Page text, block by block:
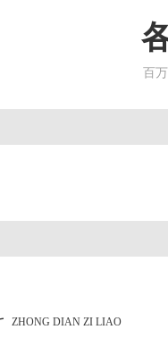
百
ZHONG DIAN ZI LIAO